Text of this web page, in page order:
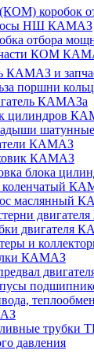
(КОМ) коробок
НШ КАМАЗ
отбора
КОМ
КАМАЗ и
поршни
КАМАЗа
цилиндров
КАМАЗ
КАМАЗ
блока
коленчатый
маслянный
двигателя
и
КАМАЗ
трубки
давления